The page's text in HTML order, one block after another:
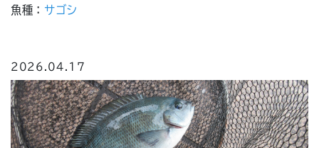
魚種： サゴシ
2026.04.17